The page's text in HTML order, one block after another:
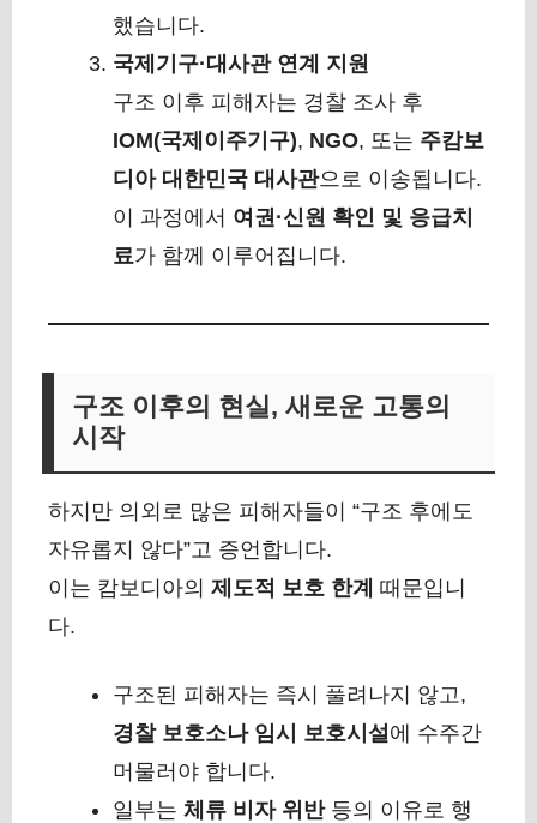
했습니다.
국제기구·대사관 연계 지원
구조 이후 피해자는 경찰 조사 후
IOM(국제이주기구), NGO, 또는 주캄보
디아 대한민국 대사관으로 이송됩니다.
이 과정에서 여권·신원 확인 및 응급치
료가 함께 이루어집니다.
구조 이후의 현실, 새로운 고통의
시작
하지만 의외로 많은 피해자들이 “구조 후에도
자유롭지 않다”고 증언합니다.
이는 캄보디아의 제도적 보호 한계 때문입니
다.
구조된 피해자는 즉시 풀려나지 않고,
경찰 보호소나 임시 보호시설에 수주간
머물러야 합니다.
일부는 체류 비자 위반등의 이유로 행